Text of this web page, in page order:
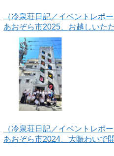
（冷泉荘日記／イベントレポ
あおぞら市2025、お越しいた
ざいました！
（冷泉荘日記／イベントレポ
あおぞら市2024、大賑わいで